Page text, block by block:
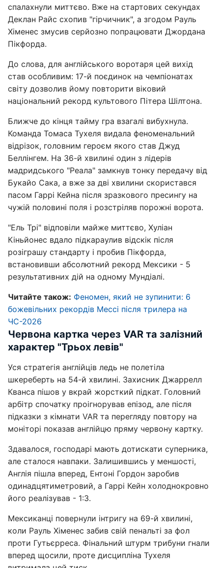
спалахнули миттєво. Вже на стартових секундах
Деклан Райс схопив "гірчичник", а згодом Рауль
Хіменес змусив серйозно попрацювати Джордана
Пікфорда.
До слова, для англійського воротаря цей вихід
став особливим: 17-й поєдинок на чемпіонатах
світу дозволив йому повторити віковий
національний рекорд культового Пітера Шілтона.
Ближче до кінця тайму гра взагалі вибухнула.
Команда Томаса Тухеля видала феноменальний
відрізок, головним героєм якого став Джуд
Беллінгем. На 36-й хвилині один з лідерів
мадридського "Реала" замкнув тонку передачу від
Букайо Сака, а вже за дві хвилини скористався
пасом Гаррі Кейна після зразкового пресингу на
чужій половині поля і розстріляв порожні ворота.
"Ель Трі" відповіли майже миттєво, Хуліан
Кіньйонес вдало підкараулив відскік після
розіграшу стандарту і пробив Пікфорда,
встановивши абсолютний рекорд Мексики - 5
результативних дій на одному Мундіалі.
Читайте також: Феномен, який не зупинити: 6
божевільних рекордів Мессі після трилера на
ЧС-2026
Червона картка через VAR та залізний
характер "Трьох левів"
Уся стратегія англійців ледь не полетіла
шкереберть на 54-й хвилині. Захисник Джаррелл
Кванса пішов у вкрай жорсткий підкат. Головний
арбітр спочатку проігнорував епізод, але після
підказки з кімнати VAR та перегляду повтору на
моніторі показав англійцю пряму червону картку.
Здавалося, господарі мають дотискати суперника,
але сталося навпаки. Залишившись у меншості,
Англія пішла вперед, Ентоні Гордон заробив
одинадцятиметровий, а Гаррі Кейн холоднокровно
його реалізував - 1:3.
Мексиканці повернули інтригу на 69-й хвилині,
коли Рауль Хіменес забив свій пенальті за фол
проти Гутьєрреса. Фінальний штурм трибуни гнали
вперед щосили, проте дисципліна Тухеля